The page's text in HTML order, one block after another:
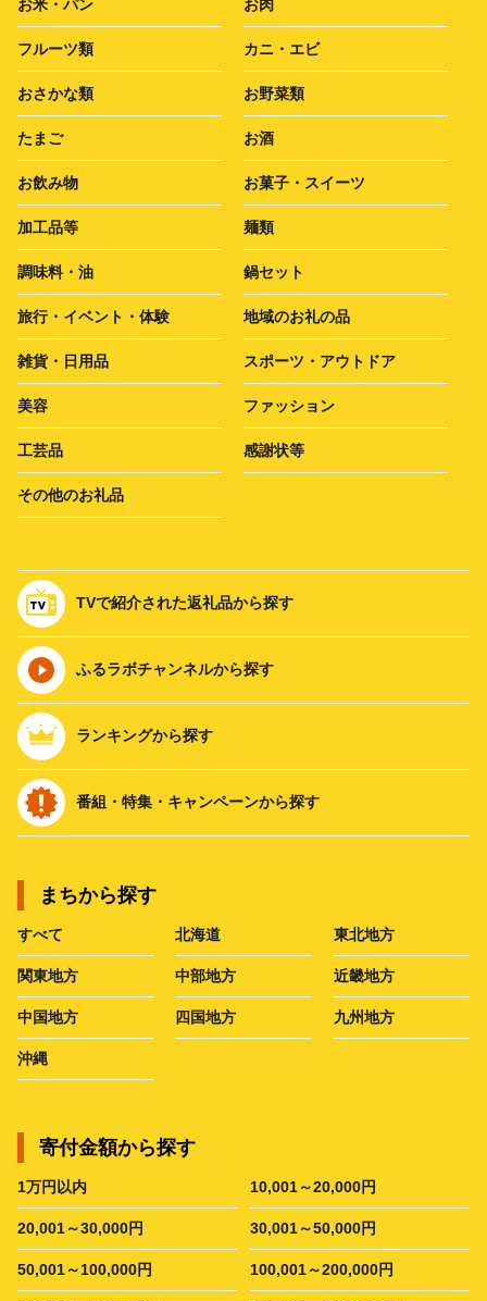
お米・パン お肉
フルーツ類 カニ・エビ
おさかな類 お野菜類
たまご お酒
お飲み物 お菓子・スイーツ
加工品等 麺類
調味料・油 鍋セット
旅行・イベント・体験 地域のお礼の品
雑貨・日用品 スポーツ・アウトドア
美容 ファッション
工芸品 感謝状等
その他のお礼品
TVで紹介された返礼品から探す
ふるラボチャンネルから探す
ランキングから探す
番組・特集・キャンペーンから探す
まちから探す
すべて 北海道 東北地方
関東地方 中部地方 近畿地方
中国地方 四国地方 九州地方
沖縄
寄付金額から探す
1万円以内 10,001～20,000円
20,001～30,000円 30,001～50,000円
50,001～100,000円 100,001～200,000円